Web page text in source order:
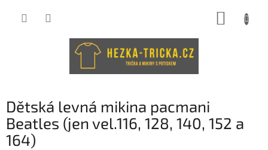
Dětská levná mikina pacmani
Beatles (jen vel.116, 128, 140, 152 a
164)